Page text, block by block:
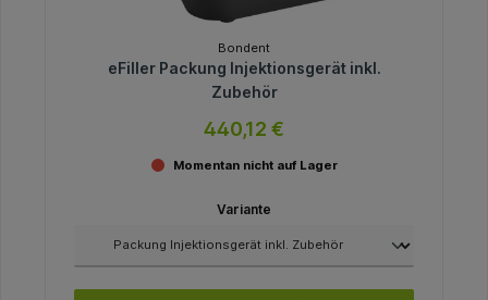
Bondent
eFiller Packung Injektionsgerät inkl.
Zubehör
440,12 €
Momentan nicht auf Lager
Variante